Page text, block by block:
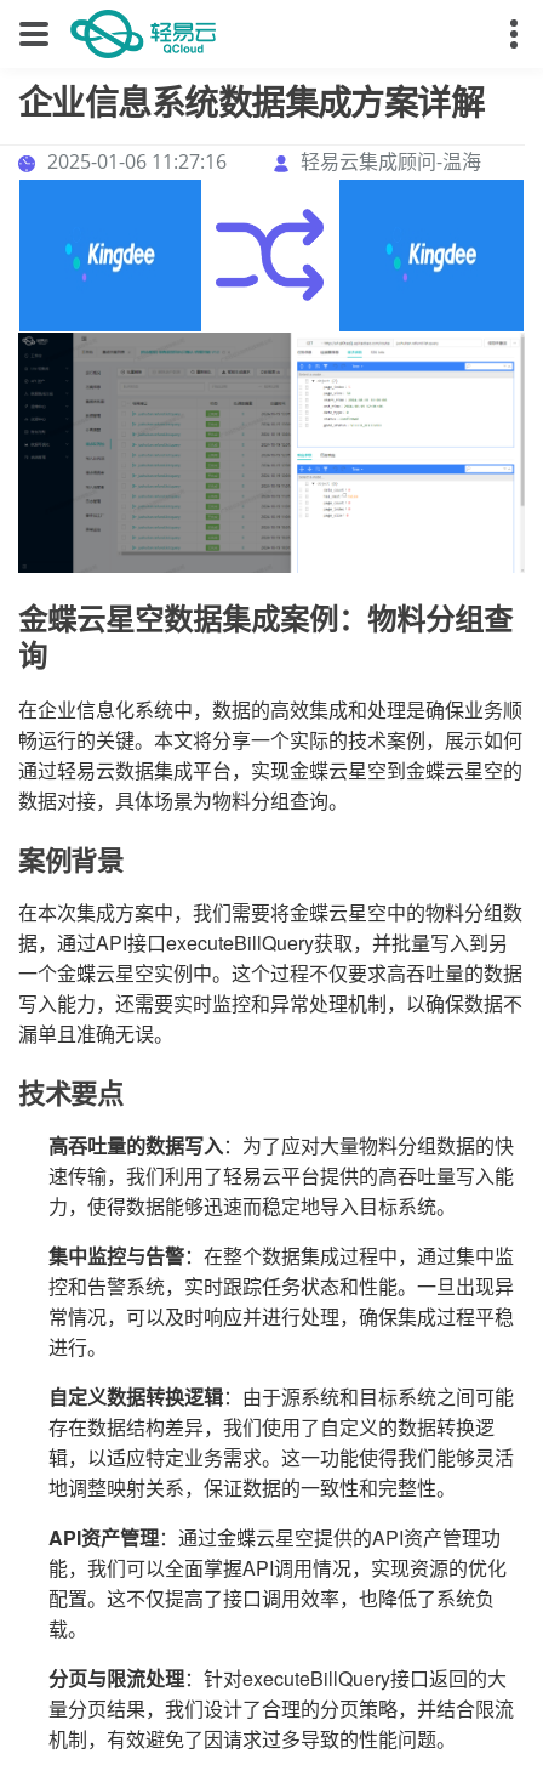
企业信息系统数据集成方案详解
2025-01-06 11:27:16 轻易云集成顾问-温海
金蝶云星空数据集成案例：物料分组查
询
在企业信息化系统中，数据的高效集成和处理是确保业务顺
畅运行的关键。本文将分享一个实际的技术案例，展示如何
通过轻易云数据集成平台，实现金蝶云星空到金蝶云星空的
数据对接，具体场景为物料分组查询。
案例背景
在本次集成方案中，我们需要将金蝶云星空中的物料分组数
据，通过API接口executeBillQuery获取，并批量写入到另
一个金蝶云星空实例中。这个过程不仅要求高吞吐量的数据
写入能力，还需要实时监控和异常处理机制，以确保数据不
漏单且准确无误。
技术要点
高吞吐量的数据写入：为了应对大量物料分组数据的快
速传输，我们利用了轻易云平台提供的高吞吐量写入能
力，使得数据能够迅速而稳定地导入目标系统。
集中监控与告警：在整个数据集成过程中，通过集中监
控和告警系统，实时跟踪任务状态和性能。一旦出现异
常情况，可以及时响应并进行处理，确保集成过程平稳
进行。
自定义数据转换逻辑：由于源系统和目标系统之间可能
存在数据结构差异，我们使用了自定义的数据转换逻
辑，以适应特定业务需求。这一功能使得我们能够灵活
地调整映射关系，保证数据的一致性和完整性。
API资产管理：通过金蝶云星空提供的API资产管理功
能，我们可以全面掌握API调用情况，实现资源的优化
配置。这不仅提高了接口调用效率，也降低了系统负
载。
分页与限流处理：针对executeBillQuery接口返回的大
量分页结果，我们设计了合理的分页策略，并结合限流
机制，有效避免了因请求过多导致的性能问题。